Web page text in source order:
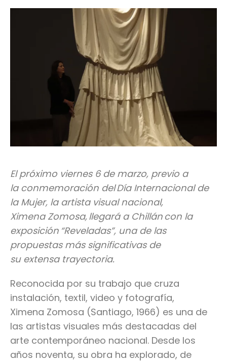
El próximo viernes 6 de marzo, previo a
la conmemoración del Día Internacional de
la Mujer, la artista visual nacional,
Ximena Zomosa, llegará a Chillán con la
exposición “Reveladas”, una de las
propuestas más significativas de
su extensa trayectoria.
Reconocida por su trabajo que cruza
instalación, textil, video y fotografía,
Ximena Zomosa (Santiago, 1966) es una de
las artistas visuales más destacadas del
arte contemporáneo nacional. Desde los
años noventa, su obra ha explorado, de